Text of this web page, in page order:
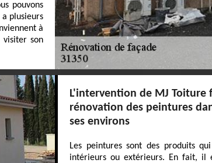
pouvons
plusieurs
à
visiter son
L'intervention de MJ Toiture
rénovation des peintures
ses environs
Les peintures sont des produits
intérieurs ou extérieurs. En fait, il